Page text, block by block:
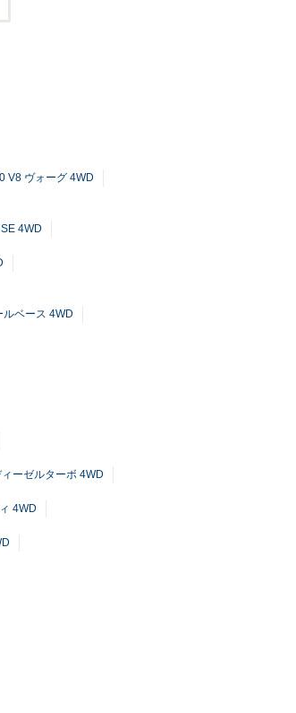
V8 ヴォーグ 4WD
4WD
ベース 4WD
ーゼルターボ 4WD
4WD